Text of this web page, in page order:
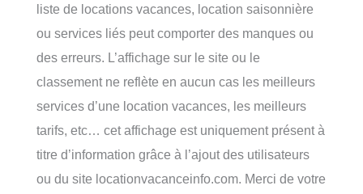
liste de locations vacances, location saisonnière
ou services liés peut comporter des manques ou
des erreurs. L’affichage sur le site ou le
classement ne reflète en aucun cas les meilleurs
services d’une location vacances, les meilleurs
tarifs, etc… cet affichage est uniquement présent à
titre d’information grâce à l’ajout des utilisateurs
ou du site locationvacanceinfo.com. Merci de votre